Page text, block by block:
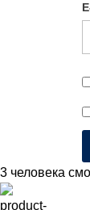
3 человека